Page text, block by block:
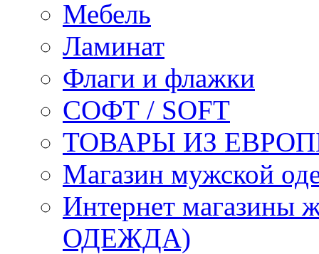
Мебель
Ламинат
Флаги и флажки
СОФТ / SOFT
ТОВАРЫ ИЗ
Магазин мужской
Интернет
ОДЕЖДА)